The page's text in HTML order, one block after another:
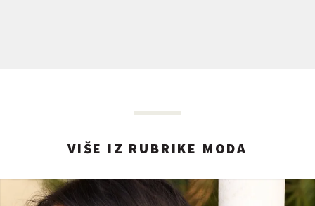
VIŠE IZ RUBRIKE MODA